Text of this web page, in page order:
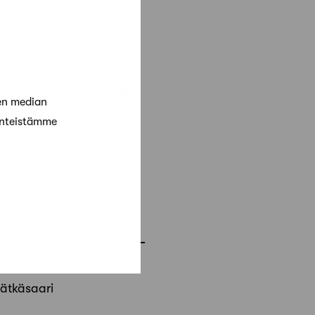
median
jälkilöylyt halukkaille
Perri)